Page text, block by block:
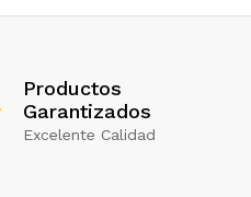
Productos
Garantizados
Excelente Calidad